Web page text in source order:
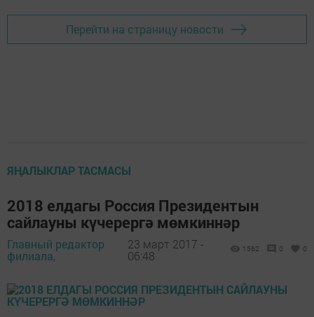
Перейти на страницу новости
ЯҢАЛЫКЛАР ТАСМАСЫ
2018 елдагы Россия Президентын
сайлауны күчерергә мөмкиннәр
Главный редактор
филиала,
23 март 2017 -
06:48
1562 0 0